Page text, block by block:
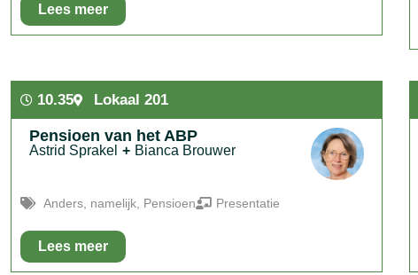
Lees meer
10.35 Lokaal 201
Pensioen van het ABP
Astrid Sprakel + Bianca Brouwer
Anders namelijk Pensioen Presentatie
Lees meer